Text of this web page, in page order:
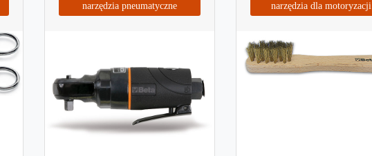
narzędzia pneumatyczne narzędzia dla motoryzacji